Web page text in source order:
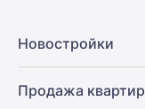
Новостройки
Продажа квартир